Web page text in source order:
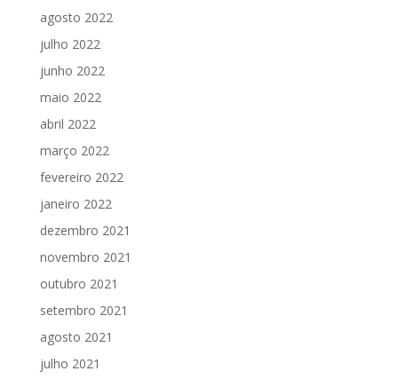
agosto 2022
julho 2022
junho 2022
maio 2022
abril 2022
março 2022
fevereiro 2022
janeiro 2022
dezembro 2021
novembro 2021
outubro 2021
setembro 2021
agosto 2021
julho 2021